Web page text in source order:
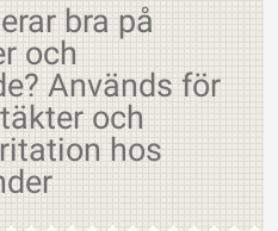
bra på
och
Används för
och
hos